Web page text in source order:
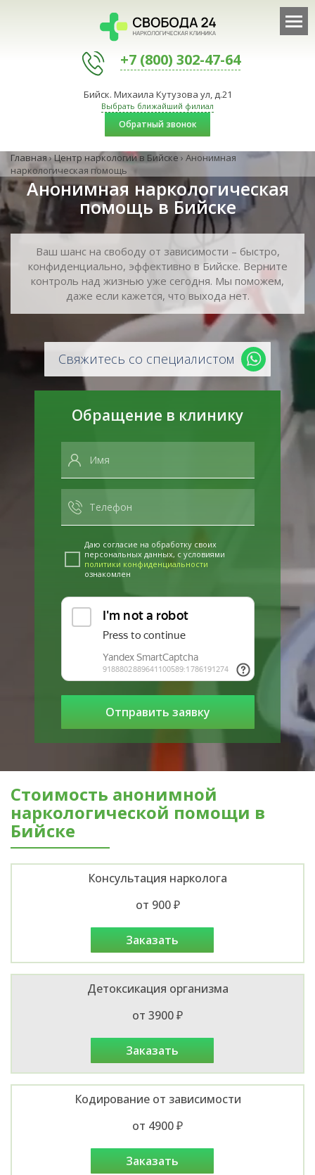
+7 (800) 302-47-64
Бийск. Михаила Кутузова ул, д.21
Выбрать ближайший филиал
Обратный звонок
Главная›Центр наркологии в Бийске › Анонимная
наркологическая помощь
Анонимная наркологическая
помощь в Бийске
Ваш шанс на свободу от зависимости – быстро,
конфиденциально, эффективно в Бийске. Верните
контроль над жизнью уже сегодня. Мы поможем,
даже если кажется, что выхода нет.
Свяжитесь со специалистом
Обращение в клинику
Даю согласие на обработку своих
персональных данных, с условиями
политики конфиденциальности
ознакомлен
Стоимость анонимной
наркологической помощи в
Бийске
Консультация нарколога
от 900 ₽
заказать
Детоксикация организма
от 3900 ₽
заказать
Кодирование от зависимости
от 4900 ₽
заказать